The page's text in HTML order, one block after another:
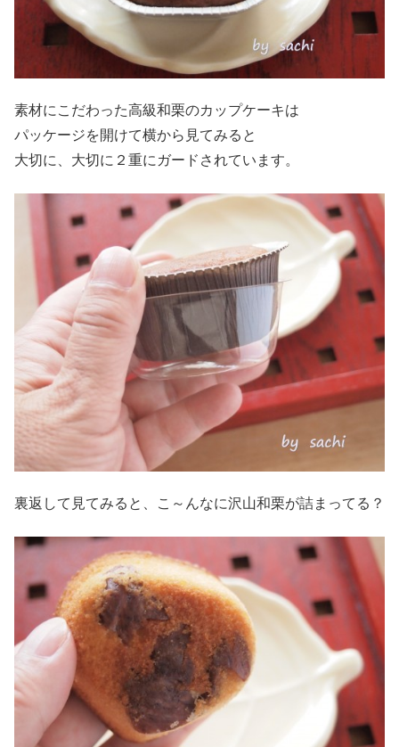
素材にこだわった高級和栗のカップケーキは
パッケージを開けて横から見てみると
大切に、大切に２重にガードされています。
裏返して見てみると、こ～んなに沢山和栗が詰まってる？